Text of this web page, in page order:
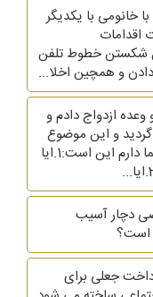
خانومی با یکدیگر
اقدامات
شکستن خطوط تلفن
و همچین اخلا...
ازدواج دادم و
و این موضوع
توسط پزشک تایید شده سوالی که از شما دارم این است:1.ایا
دچار آسیب
است؟
جعلی برای